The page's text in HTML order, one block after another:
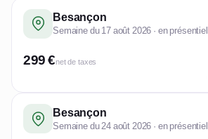
Besançon
Semaine du 17 août 2026 · en présentiel
299 €net de taxes
Besançon
Semaine du 24 août 2026 · en présentiel